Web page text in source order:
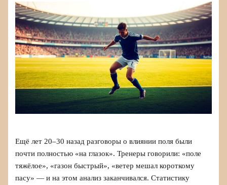
Ещё лет 20–30 назад разговоры о влиянии поля были
почти полностью «на глазок». Тренеры говорили: «поле
тяжёлое», «газон быстрый», «ветер мешал короткому
пасу» — и на этом анализ заканчивался. Статистику